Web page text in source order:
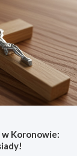
Koronowie: